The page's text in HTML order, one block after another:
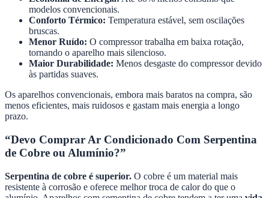
modelos convencionais.
Conforto Térmico: Temperatura estável, sem oscilações
bruscas.
Menor Ruído: O compressor trabalha em baixa rotação,
tornando o aparelho mais silencioso.
Maior Durabilidade: Menos desgaste do compressor devido
às partidas suaves.
Os aparelhos convencionais, embora mais baratos na compra, são
menos eficientes, mais ruidosos e gastam mais energia a longo
prazo.
“Devo Comprar Ar Condicionado Com Serpentina
de Cobre ou Alumínio?”
Serpentina de cobre é superior. O cobre é um material mais
resistente à corrosão e oferece melhor troca de calor do que o